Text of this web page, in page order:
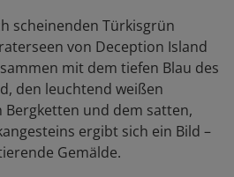
scheinenden Türkisgrün
von Deception Island
mit dem tiefen Blau des
den leuchtend weißen
Bergketten und dem satten,
ergibt sich ein Bild –
Gemälde.